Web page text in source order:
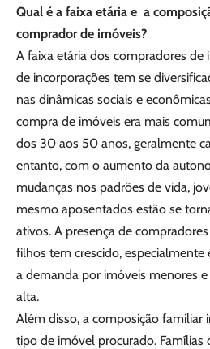
Qual é a faixa etária e a
comprador de imóveis?
A faixa etária dos compradores
de incorporações tem se
nas dinâmicas sociais e
compra de imóveis era mais
dos 30 aos 50 anos, geralmente
entanto, com o aumento da
mudanças nos padrões de vida,
mesmo aposentados estão se
ativos. A presença de
filhos tem crescido, especialmente
a demanda por imóveis menores
alta.
Além disso, a composição familiar
tipo de imóvel procurado. Famílias